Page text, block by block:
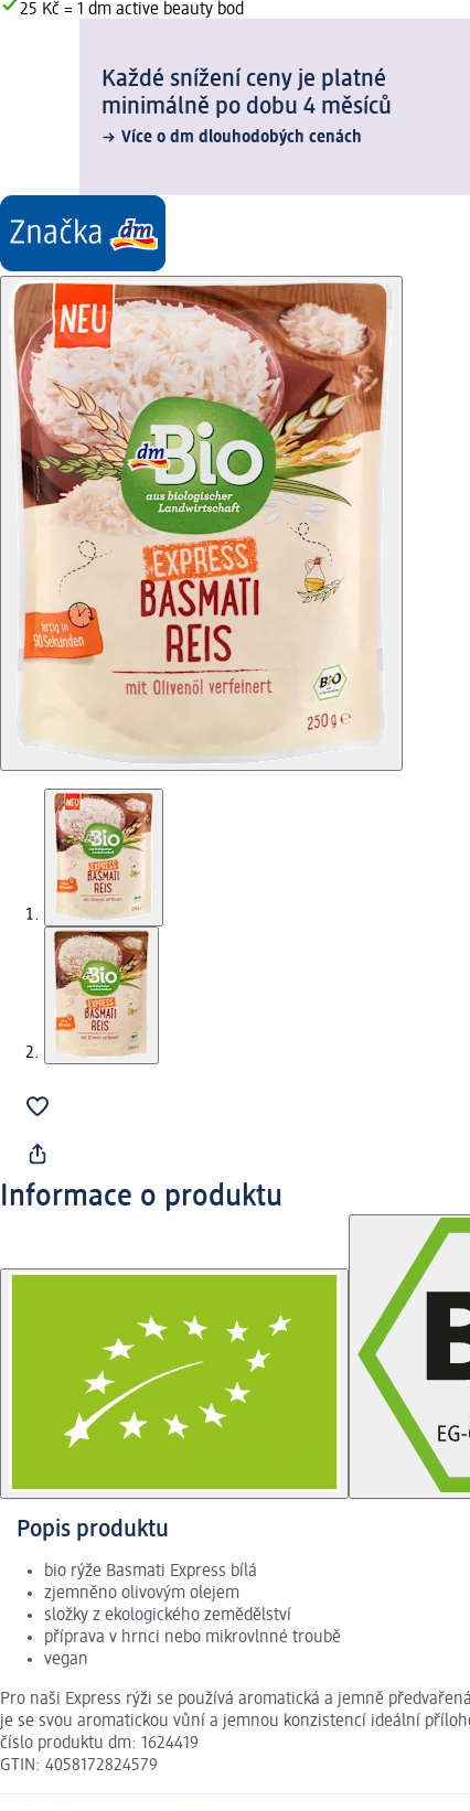
25 Kč = 1 dm active beauty bod
Každé snížení ceny je platné
minimálně po dobu 4 měsíců
Více o dm dlouhodobých cenách
Informace o produktu
Popis produktu
bio rýže Basmati Express bílá
zjemněno olivovým olejem
složky z ekologického zemědělství
příprava v hrnci nebo mikrovlnné troubě
vegan
Pro naši Express rýži se používá aromatická a jemně
je se svou aromatickou vůní a jemnou konzistencí ideální
číslo produktu dm: 1624419
GTIN: 4058172824579